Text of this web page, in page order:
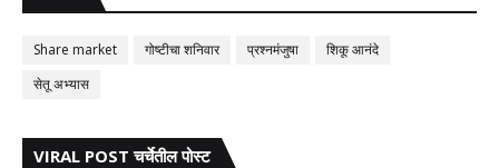
Share market गोष्टीचा शनिवार प्रश्नमंजुषा
शिकू आनंदे
सेतू अभ्यास
VIRAL POST चर्चेतील पोस्ट